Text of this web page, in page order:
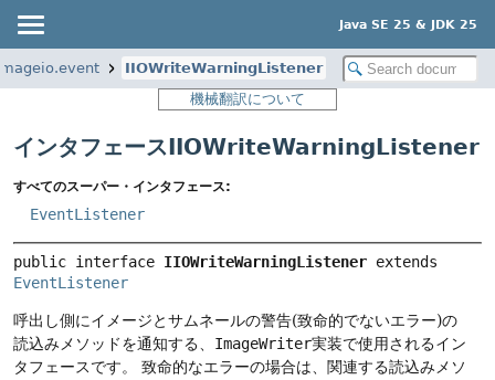
Java SE 25 & JDK 25
IIOWriteWarningListener
機械翻訳について
インタフェースIIOWriteWarningListener
すべてのスーパー・インタフェース:
EventListener
public interface IIOWriteWarningListener
EventListener
呼出し側にイメージとサムネールの警告(致命的でないエラー)の
読込みメソッドを通知する、 ImageWriter実装で使用されるイン
タフェースです。
致命的なエラーの場合は、関連する読込みメソ